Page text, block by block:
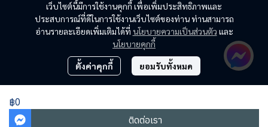
฿0
ติดต่อเรา
เว็บไซต์นี้มีการใช้งานคุกกี้ เพื่อเพิ่มประสิทธิภาพและ
ประสบการณ์ที่ดีในการใช้งานเว็บไซต์ของท่าน ท่านสามารถ
อ่านรายละเอียดเพิ่มเติมได้ที่ นโยบายความเป็นส่วนตัว และ
นโยบายคุกกี้
ตั้งค่าคุกกี้ ยอมรับทั้งหมด